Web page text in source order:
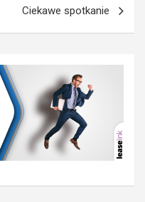
Ciekawe spotkanie